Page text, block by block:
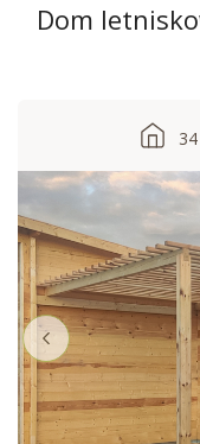
Dom